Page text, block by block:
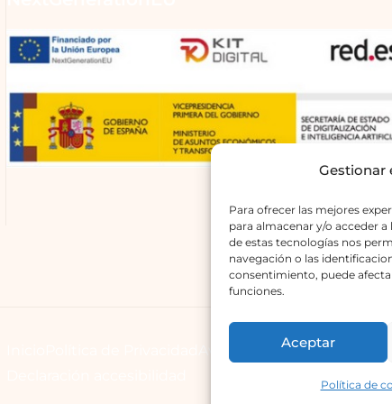
Gestionar
Para ofrecer las mejores
para almacenar y/o acceder
de estas tecnologías nos
navegación o las
consentimiento, puede
funciones.
Aceptar
Política de
Avisos Legales